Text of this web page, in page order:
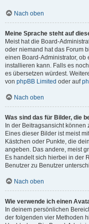
Nach oben
Meine Sprache steht auf
Meist hat die Board-
oder niemand hat das Forum
einen Board-Administrator, ob
installieren kann. Falls es
es übersetzen würdest.
von phpBB Limited oder auf
Nach oben
Was sind das für Bilder, die
In der Beitragsansicht
Eines dieser Bilder ist meist
Kästchen oder Punkte, die
angeben. Das andere, meist
Es handelt sich hierbei in der
Benutzer zu Benutzer
Nach oben
Wie verwende ich einen
In deinem persönlichen
der folgenden vier Methoden